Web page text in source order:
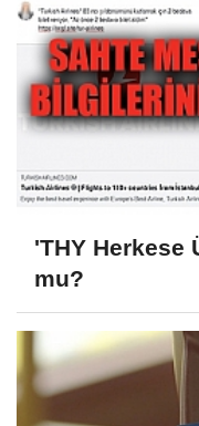
'THY Herkese
mu?